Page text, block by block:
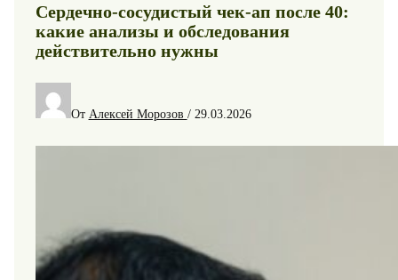
Сердечно-сосудистый чек-ап после 40:
какие анализы и обследования
действительно нужны
От Алексей Морозов / 29.03.2026